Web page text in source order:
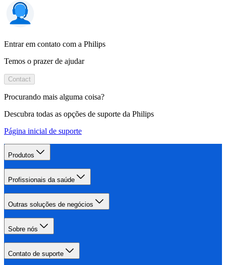
Entrar em contato com a Philips
Temos o prazer de ajudar
Contact
Procurando mais alguma coisa?
Descubra todas as opções de suporte da Philips
Página inicial de suporte
Produtos
Profissionais da saúde
Outras soluções de negócios
Sobre nós
Contato de suporte